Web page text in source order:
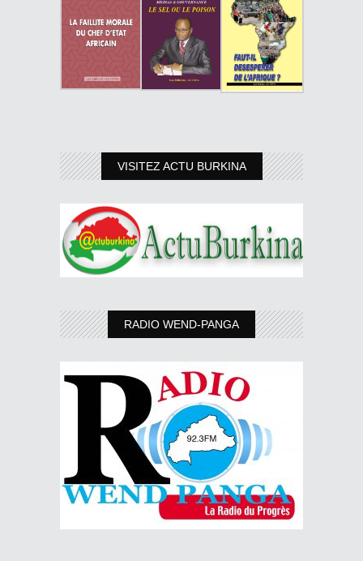
VISITEZ ACTU BURKINA
RADIO WEND-PANGA